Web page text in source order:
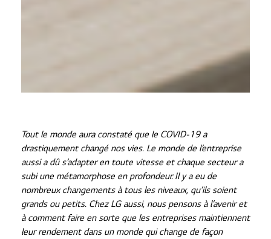
Tout le monde aura constaté que le COVID-19 a
drastiquement changé nos vies. Le monde de l’entreprise
aussi a dû s’adapter en toute vitesse et chaque secteur a
subi une métamorphose en profondeur. Il y a eu de
nombreux changements à tous les niveaux, qu’ils soient
grands ou petits. Chez LG aussi, nous pensons à l’avenir et
à comment faire en sorte que les entreprises maintiennent
leur rendement dans un monde qui change de façon